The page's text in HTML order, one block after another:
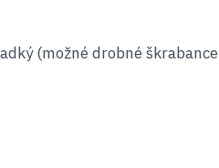
(možné drobné škrabance